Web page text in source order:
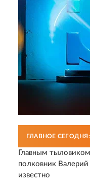
ГЛАВНОЕ СЕГОДНЯ:
Главным
полковник
известно